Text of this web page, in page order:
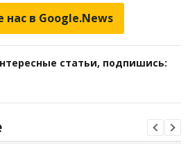
нас в Google.News
статьи, подпишись: